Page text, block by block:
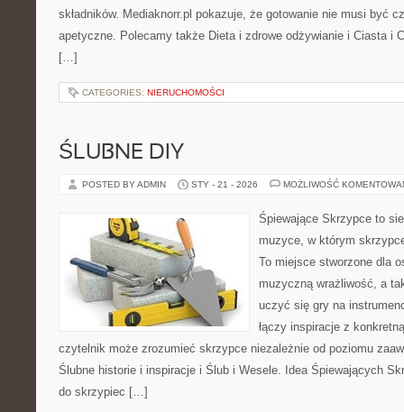
składników. Mediaknorr.pl pokazuje, że gotowanie nie musi być
apetyczne. Polecamy także Dieta i zdrowe odżywianie i Ciasta i
[…]
CATEGORIES: NIERUCHOMOŚCI
ŚLUBNE DIY
POSTED BY ADMIN STY - 21 - 2026 MOŻLIWOŚĆ
Śpiewające Skrzypce to
muzyce, w którym
To miejsce stworzone dla
muzyczną wrażliwość, a
uczyć się gry na
łączy inspiracje z
czytelnik może zrozumieć skrzypce niezależnie od poziomu
Ślubne historie i inspiracje i Ślub i Wesele. Idea Śpiewających
do skrzypiec […]